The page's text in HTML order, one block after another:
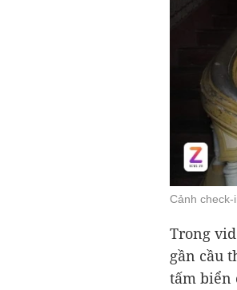
Cảnh
Trong
gần cầu
tấm biển